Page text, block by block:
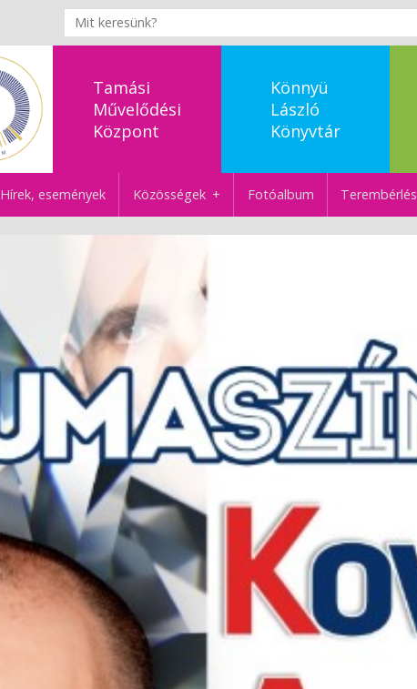
Tamási
Művelődési
Központ
Könnyü
László
Könyvtár
Hírek, események Közösségek Fotóalbum Terembérlés